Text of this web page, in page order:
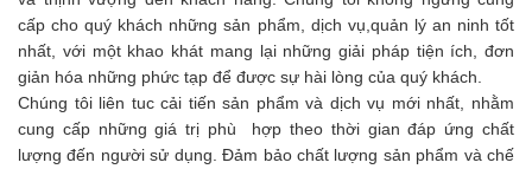
cấp cho quý khách những sản phẩm, dịch vụ,quản lý an ninh tốt
nhất, với một khao khát mang lại những giải pháp tiện ích, đơn
giản hóa những phức tạp để được sự hài lòng của quý khách.
Chúng tôi liên tuc cải tiến sản phẩm và dịch vụ mới nhất, nhằm
cung cấp những giá trị phù hợp theo thời gian đáp ứng chất
lượng đến người sử dụng. Đảm bảo chất lượng sản phẩm và chế